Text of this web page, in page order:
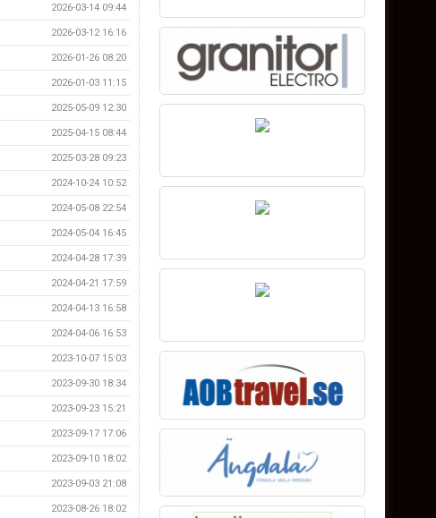
2026-03-14 09:44
2026-03-12 16:16
2026-01-26 08:20
2026-01-03 11:15
2025-05-09 12:30
2025-04-15 08:44
2025-03-28 09:23
2024-10-24 10:52
2024-05-08 22:54
2024-05-04 16:45
2024-04-28 17:39
2024-04-21 17:59
2024-04-13 16:58
2024-04-06 16:53
2023-10-07 15:03
2023-09-30 18:34
2023-09-23 15:21
2023-09-17 17:06
2023-09-10 18:02
2023-09-03 21:08
2023-08-26 18:02